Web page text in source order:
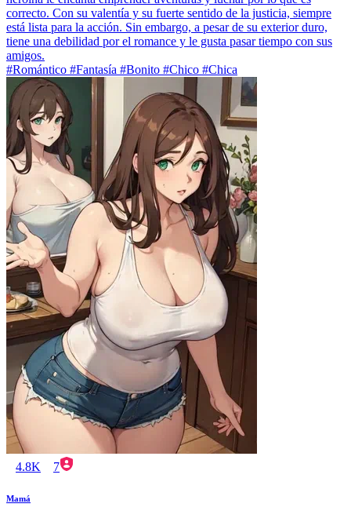
correcto. Con su valentía y su fuerte sentido de la justicia, siempre
está lista para la acción. Sin embargo, a pesar de su exterior duro,
tiene una debilidad por el romance y le gusta pasar tiempo con sus
amigos.
#Romántico #Fantasía #Bonito #Chico #Chica
4.8K 7
Mamá